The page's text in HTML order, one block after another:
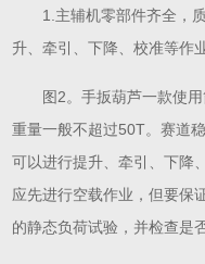
1.主辅机零部件齐全，
升、牵引、下降、校准等作
图2。手扳葫芦一款使
重量一般不超过50T。赛道
可以进行提升、牵引、下降
应先进行空载作业，但要保
的静态负荷试验，并检查是